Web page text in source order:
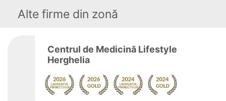
Alte firme din zonă
Centrul de Medicină Lifestyle
Herghelia